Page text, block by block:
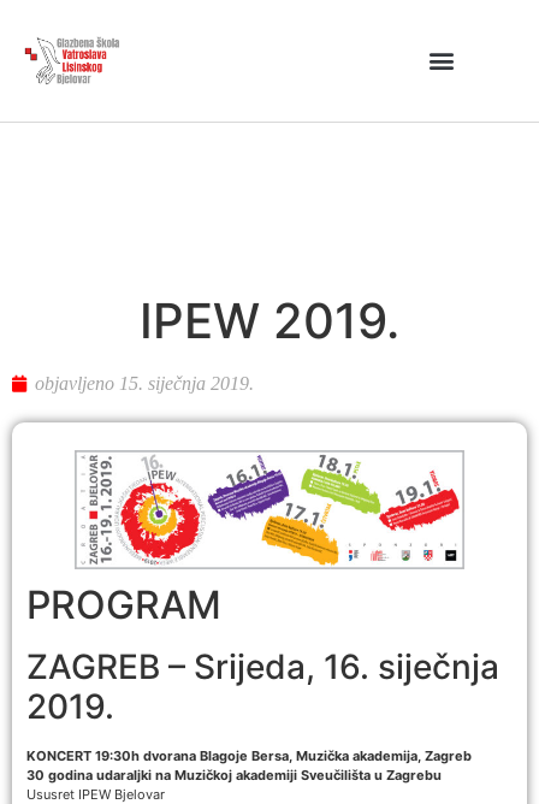
IPEW 2019.
objavljeno 15. siječnja 2019.
PROGRAM
ZAGREB – Srijeda, 16. siječnja
2019.
KONCERT 19:30h dvorana Blagoje Bersa, Muzička akademija, Zagreb
30 godina udaraljki na Muzičkoj akademiji Sveučilišta u Zagrebu
Ususret IPEW Bjelovar